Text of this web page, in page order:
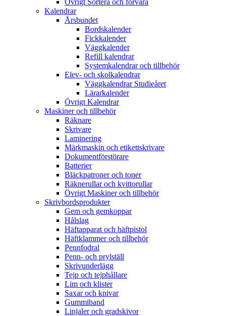
Övrigt Sortera och förvara
Kalendrar
Årsbundet
Bordskalender
Fickkalender
Väggkalender
Refill kalendrar
Systemkalendrar och tillbehör
Elev- och skolkalendrar
Väggkalendrar Studieåret
Lärarkalender
Övrigt Kalendrar
Maskiner och tillbehör
Räknare
Skrivare
Laminering
Märkmaskin och etikettskrivare
Dokumentförstörare
Batterier
Bläckpatroner och toner
Räknerullar och kvittorullar
Övrigt Maskiner och tillbehör
Skrivbordsprodukter
Gem och gemkoppar
Hålslag
Häftapparat och häftpistol
Häftklammer och tillbehör
Pennfodral
Penn- och prylställ
Skrivunderlägg
Tejp och tejphållare
Lim och klister
Saxar och knivar
Gummiband
Linjaler och gradskivor